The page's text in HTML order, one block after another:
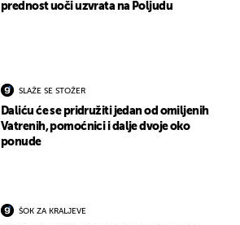
prednost uoči uzvrata na Poljudu
SLAŽE SE STOŽER
Daliću će se pridružiti jedan od omiljenih
Vatrenih, pomoćnici i dalje dvoje oko
ponude
ŠOK ZA KRALJEVE